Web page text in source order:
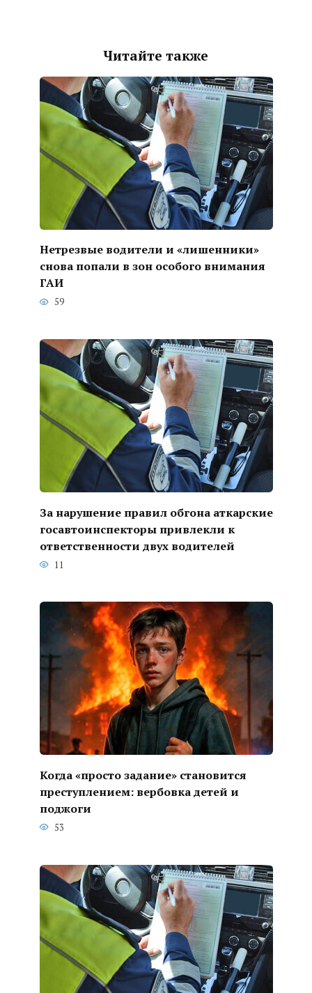
Читайте также
Нетрезвые водители и «лишенники»
снова попали в зон особого внимания
ГАИ
59
За нарушение правил обгона аткарские
госавтоинспекторы привлекли к
ответственности двух водителей
11
Когда «просто задание» становится
преступлением: вербовка детей и
поджоги
53